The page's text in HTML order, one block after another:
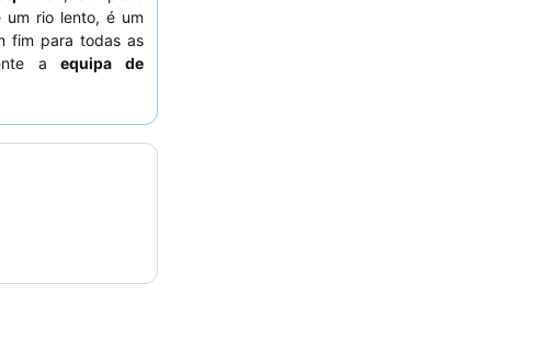
um rio lento, é um
fim para todas as
aequipa de
os